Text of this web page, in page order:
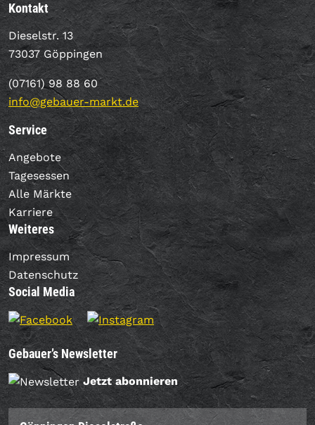
Kontakt
Dieselstr. 13
73037 Göppingen
(07161) 98 88 60
info@gebauer-markt.de
Service
Angebote
Tagesessen
Alle Märkte
Karriere
Weiteres
Impressum
Datenschutz
Social Media
Gebauer’s Newsletter
Jetzt abonnieren